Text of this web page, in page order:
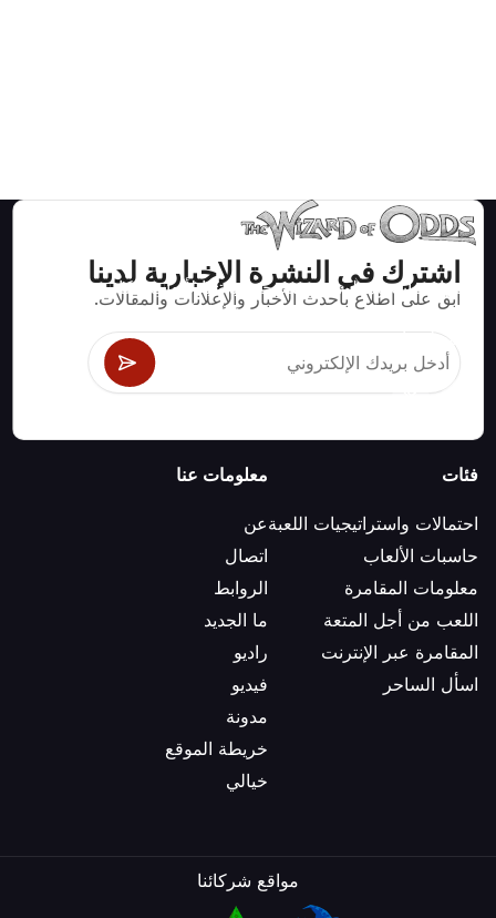
اشترك في النشرة الإخبارية لدينا
ابق على اطلاع بأحدث الأخبار والإعلانات والمقالات.
استراتيجيات ومعلومات صحيحة رياضيا لألعاب الكازينو مثل
البلاك جاك وكرابس والروليت ومئات الألعاب الأخرى التي
يمكن لعبها.
فئات
احتمالات واستراتيجيات اللعبة
حاسبات الألعاب
معلومات المقامرة
اللعب من أجل المتعة
المقامرة عبر الإنترنت
اسأل الساحر
معلومات عنا
عن
اتصال
الروابط
ما الجديد
راديو
فيديو
مدونة
خريطة الموقع
خيالي
مواقع شركائنا